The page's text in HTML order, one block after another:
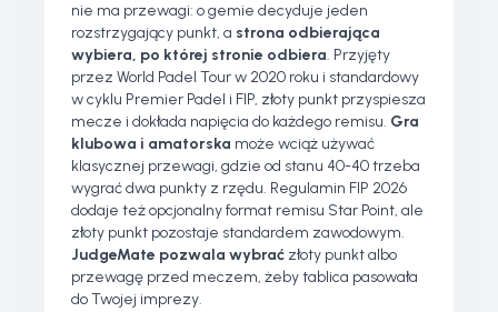
nie ma przewagi: o gemie decyduje jeden
rozstrzygający punkt, a strona odbierająca
wybiera, po której stronie odbiera. Przyjęty
przez World Padel Tour w 2020 roku i standardowy
w cyklu Premier Padel i FIP, złoty punkt przyspiesza
mecze i dokłada napięcia do każdego remisu. Gra
klubowa i amatorska może wciąż używać
klasycznej przewagi, gdzie od stanu 40-40 trzeba
wygrać dwa punkty z rzędu. Regulamin FIP 2026
dodaje też opcjonalny format remisu Star Point, ale
złoty punkt pozostaje standardem zawodowym.
JudgeMate pozwala wybrać złoty punkt albo
przewagę przed meczem, żeby tablica pasowała
do Twojej imprezy.